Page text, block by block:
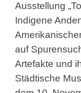
Ausstellung
Indigene
auf
Artefakte und
Städtische